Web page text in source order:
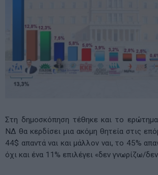
Στη δημοσκόπηση τέθηκε και το
ΝΔ θα κερδίσει μια ακόμη θητεία στις
44$ απαντά ναι και μάλλον ναι, το 45%
όχι και ένα 11% επιλέγει «δεν γνωρίζω/